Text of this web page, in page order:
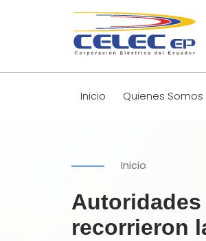
Inicio Quienes Somos
Inicio
recorrieron